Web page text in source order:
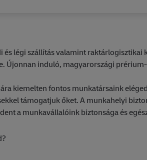
és légi szállítás valamint
Újonnan induló, magyarországi
kiemelten fontos munkatársaink
támogatjuk őket. A munkahelyi
a munkavállalóink biztonsága és